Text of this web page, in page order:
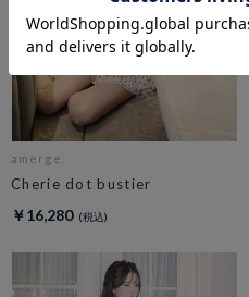
amerge.
Cherie dot bustier
￥16,280